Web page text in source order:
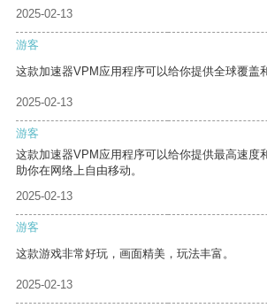
2025-02-13
游客
这款加速器VPM应用程序可以给你提供全球覆盖
2025-02-13
游客
这款加速器VPM应用程序可以给你提供最高速度
助你在网络上自由移动。
2025-02-13
游客
这款游戏非常好玩，画面精美，玩法丰富。
2025-02-13